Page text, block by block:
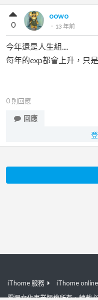
oowo
． 13 年前
0
今年還是人生組....
每年的exp都會上升，只
0 則回應
回應
iThome 服務 iThome online
電週文化事業版權所有、轉載